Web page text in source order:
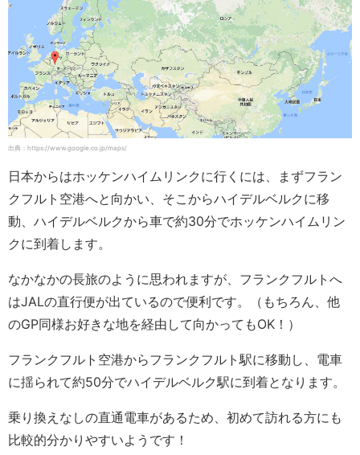
出典：https://www.google.co.jp/maps/
日本からはホッケンハイムリンクに行くには、まずフラン
クフルト空港へと向かい、そこからハイデルベルクに移
動、ハイデルベルクから車で約30分でホッケンハイムリン
クに到着します。
なかなかの長旅のように思われますが、フランクフルトへ
はJALの直行便が出ているので便利です。（もちろん、他
のGP同様お好きな地を経由して向かってもOK！）
フランクフルト空港からフランクフルト駅に移動し、電車
に揺られて約50分でハイデルベルク駅に到着となります。
乗り換えなしの直通電車があるため、初めて訪れる方にも
比較的分かりやすいようです！